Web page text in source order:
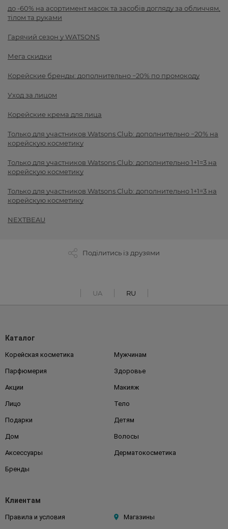
до -60% на асортимент масок та засобів догляду за обличчям,
тілом та руками
Гарячий сезон у WATSONS
Мега скидки
Корейские бренды: дополнительно −20% по промокоду
Уход за лицом
Корейские крема для лица
Только для участников Watsons Club: дополнительно −20% на
корейскую косметику
Только для участников Watsons Club: дополнительно 1+1=3 на
корейскую косметику
Только для участников Watsons Club: дополнительно 1+1=3 на
корейскую косметику
NEXTBEAU
Поділитись із друзями
UA RU
Каталог
Корейская косметика Мужчинам
Парфюмерия Здоровье
Акции Макияж
Лицо Тело
Подарки Детям
Дом Волосы
Аксессуары Дерматокосметика
Бренды
Клиентам
Правила и условия Магазины